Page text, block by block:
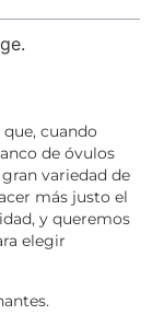
cuando
de óvulos
variedad de
más justo el
y queremos
elegir